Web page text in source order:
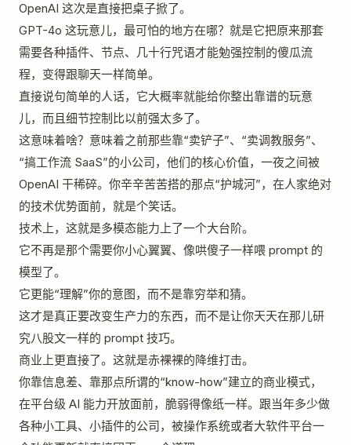
OpenAI 这次是直接把桌子掀了。
GPT-4o 这玩意儿，最可怕的地方在哪？就是它把原来那套
需要各种插件、节点、几十行咒语才能勉强控制的傻瓜流
程，变得跟聊天一样简单。
直接说句简单的人话，它大概率就能给你整出靠谱的玩意
儿，而且细节控制比以前强太多了。
这意味着啥？意味着之前那些靠“卖铲子”、“卖调教服务”、
“搞工作流 SaaS”的小公司，他们的核心价值，一夜之间被
OpenAI 干稀碎。你辛辛苦苦搭的那点“护城河”，在人家绝对
的技术优势面前，就是个笑话。
技术上，这就是多模态能力上了一个大台阶。
它不再是那个需要你小心翼翼、像哄傻子一样喂 prompt 的
模型了。
它更能“理解”你的意图，而不是靠穷举和猜。
这才是真正要改变生产力的东西，而不是让你天天在那儿研
究八股文一样的 prompt 技巧。
商业上更直接了。这就是赤裸裸的降维打击。
你靠信息差、靠那点所谓的“know-how”建立的商业模式，
在平台级 AI 能力开放面前，脆弱得像纸一样。跟当年多少做
各种小工具、小插件的公司，被操作系统或者大软件平台一